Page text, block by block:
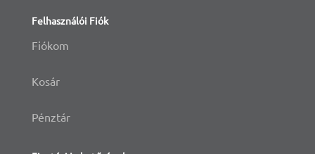
Felhasználói Fiók
Fiókom
Kosár
Pénztár